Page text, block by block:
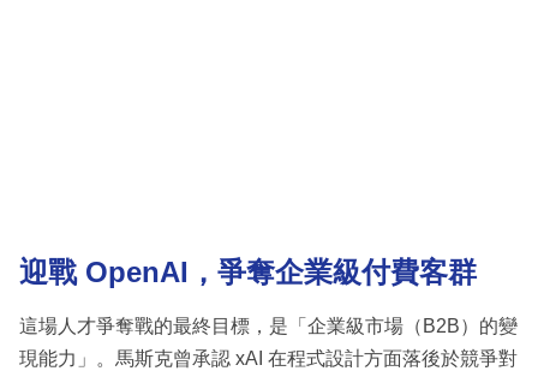
迎戰 OpenAI，爭奪企業級付費客群
這場人才爭奪戰的最終目標，是「企業級市場（B2B）的變
現能力」。馬斯克曾承認 xAI 在程式設計方面落後於競爭對